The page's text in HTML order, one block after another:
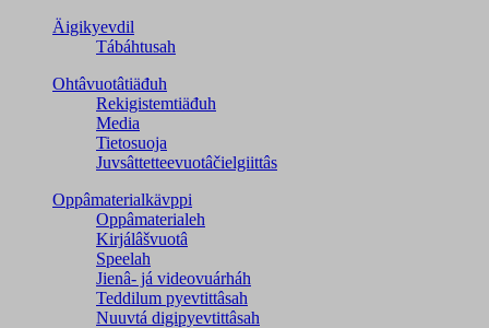
Äigikyevdil
Tábáhtusah
Ohtâvuotâtiäđuh
Rekigistemtiäđuh
Media
Tietosuoja
Juvsâttetteevuotâčielgiittâs
Oppâmaterialkävppi
Oppâmaterialeh
Kirjálâšvuotâ
Speelah
Jienâ- já videovuárháh
Teddilum pyevtittâsah
Nuuvtá digipyevtittâsah